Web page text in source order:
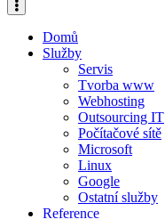
Domů
Služby
Servis
Tvorba www
Webhosting
Outsourcing IT
Počítačové sítě
Microsoft
Linux
Google
Ostatní služby
Reference